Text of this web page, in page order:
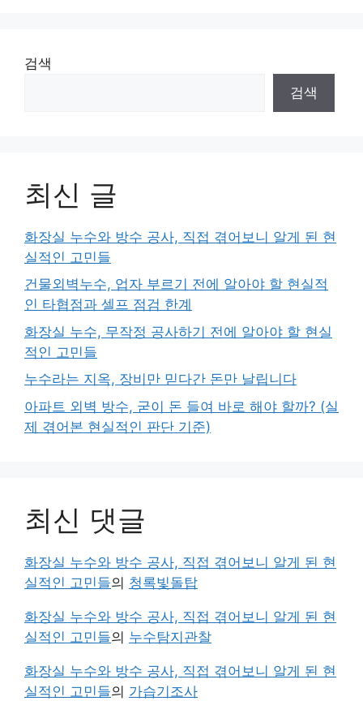
검색
검색
최신 글
화장실 누수와 방수 공사, 직접 겪어보니 알게 된 현
실적인 고민들
건물외벽누수, 업자 부르기 전에 알아야 할 현실적
인 타협점과 셀프 점검 한계
화장실 누수, 무작정 공사하기 전에 알아야 할 현실
적인 고민들
누수라는 지옥, 장비만 믿다간 돈만 날립니다
아파트 외벽 방수, 굳이 돈 들여 바로 해야 할까? (실
제 겪어본 현실적인 판단 기준)
최신 댓글
화장실 누수와 방수 공사, 직접 겪어보니 알게 된 현
실적인 고민들의 청록빛돌탑
화장실 누수와 방수 공사, 직접 겪어보니 알게 된 현
실적인 고민들의 누수탐지관찰
화장실 누수와 방수 공사, 직접 겪어보니 알게 된 현
실적인 고민들의 가습기조사